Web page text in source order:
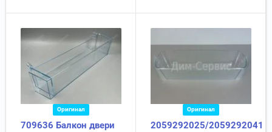
Оригинал
709636 Балкон двери
Оригинал
2059292025/2059292041